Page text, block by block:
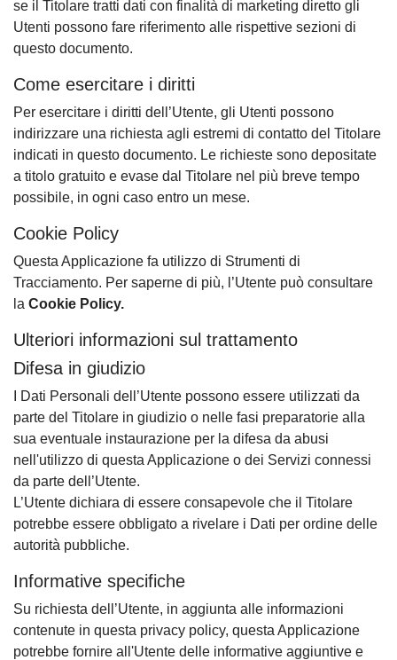
se il Titolare tratti dati con finalità di marketing diretto gli
Utenti possono fare riferimento alle rispettive sezioni di
questo documento.
Come esercitare i diritti
Per esercitare i diritti dell’Utente, gli Utenti possono
indirizzare una richiesta agli estremi di contatto del Titolare
indicati in questo documento. Le richieste sono depositate
a titolo gratuito e evase dal Titolare nel più breve tempo
possibile, in ogni caso entro un mese.
Cookie Policy
Questa Applicazione fa utilizzo di Strumenti di
Tracciamento. Per saperne di più, l’Utente può consultare
la Cookie Policy.
Ulteriori informazioni sul trattamento
Difesa in giudizio
I Dati Personali dell’Utente possono essere utilizzati da
parte del Titolare in giudizio o nelle fasi preparatorie alla
sua eventuale instaurazione per la difesa da abusi
nell'utilizzo di questa Applicazione o dei Servizi connessi
da parte dell’Utente.
L’Utente dichiara di essere consapevole che il Titolare
potrebbe essere obbligato a rivelare i Dati per ordine delle
autorità pubbliche.
Informative specifiche
Su richiesta dell’Utente, in aggiunta alle informazioni
contenute in questa privacy policy, questa Applicazione
potrebbe fornire all'Utente delle informative aggiuntive e